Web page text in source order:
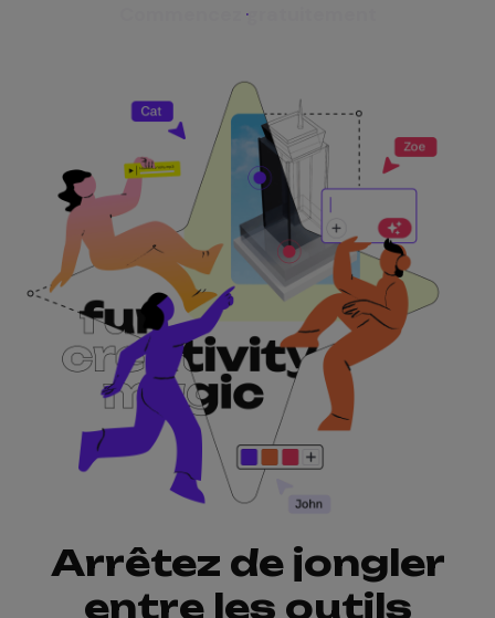
Commencez gratuitement
Arrêtez de jongler
entre les outils